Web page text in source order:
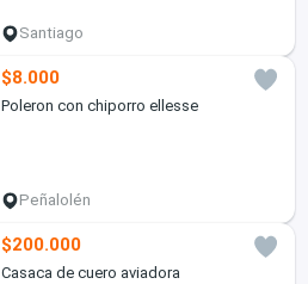
Santiago
$8.000
Poleron con chiporro ellesse
Peñalolén
$200.000
Casaca de cuero aviadora